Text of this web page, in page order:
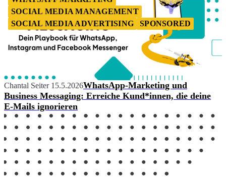
SOCIAL MEDIA MANAGEMENT
SOCIAL MEDIA ADVERTISING
SPONSORED
Chantal Seiter 15.5.2026WhatsApp-Marketing und
Business Messaging: Erreiche Kund*innen, die deine
E-Mails ignorieren